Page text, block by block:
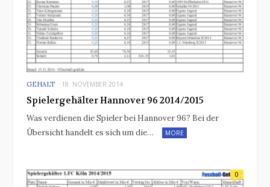
GEHALT 18. NOVEMBER 2014
Spielergehälter Hannover 96 2014/2015
Was verdienen die Spieler bei Hannover 96? Bei der
Übersicht handelt es sich um die…
MORE
0